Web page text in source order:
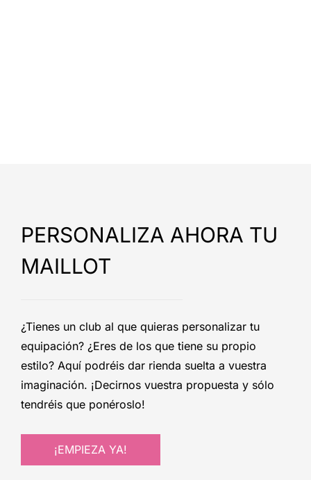
PERSONALIZA AHORA TU
MAILLOT
¿Tienes un club al que quieras personalizar tu
equipación? ¿Eres de los que tiene su propio
estilo? Aquí podréis dar rienda suelta a vuestra
imaginación. ¡Decirnos vuestra propuesta y sólo
tendréis que ponéroslo!
¡EMPIEZA YA!